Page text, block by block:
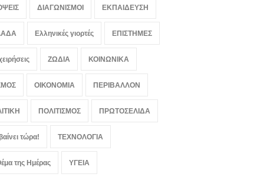
ΔΙΑΓΩΝΙΣΜΟΙ ΕΚΠΑΙΔΕΥΣΗ
Ελληνικές γιορτές ΕΠΙΣΤΗΜΕΣ
ΖΩΔΙΑ ΚΟΙΝΩΝΙΚΑ
ΟΙΚΟΝΟΜΙΑ ΠΕΡΙΒΑΛΛΟΝ
ΠΟΛΙΤΙΣΜΟΣ ΠΡΩΤΟΣΕΛΙΔΑ
τώρα! ΤΕΧΝΟΛΟΓΙΑ
της Ημέρας ΥΓΕΙΑ